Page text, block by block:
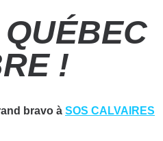
!
bravo à SOS CALVAIRES